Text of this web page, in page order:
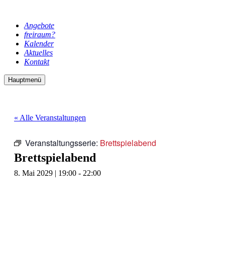
Angebote
freiraum?
Kalender
Aktuelles
Kontakt
Hauptmenü
« Alle Veranstaltungen
Veranstaltungsserie: Brettspielabend
Brettspielabend
8. Mai 2029 | 19:00 - 22:00